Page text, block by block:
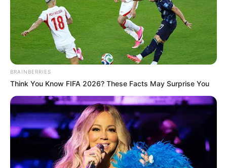
STYLE
14 Gaya Rambut Lucu untuk
BRAINBERRIES
Think You Know FIFA 2026? These Facts May Surprise You